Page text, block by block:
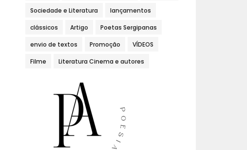
Sociedade e Literatura lançamentos
clássicos Artigo Poetas Sergipanas
envio de textos Promoção VÍDEOS
Filme Literatura Cinema e autores